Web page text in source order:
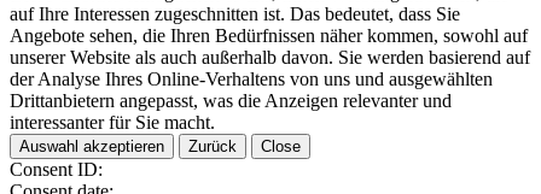
auf Ihre Interessen zugeschnitten ist. Das bedeutet, dass Sie
Angebote sehen, die Ihren Bedürfnissen näher kommen, sowohl auf
unserer Website als auch außerhalb davon. Sie werden basierend auf
der Analyse Ihres Online-Verhaltens von uns und ausgewählten
Drittanbietern angepasst, was die Anzeigen relevanter und
interessanter für Sie macht.
Auswahl akzeptieren Zurück Close
Consent ID: